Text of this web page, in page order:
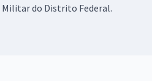
do Distrito Federal.